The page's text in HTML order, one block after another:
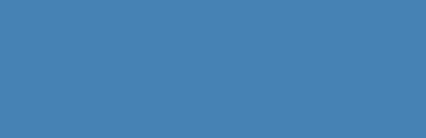
Budapest az
Az Európai Sporthét nemzetközi